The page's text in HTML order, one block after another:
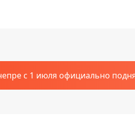
с 1 июля официально